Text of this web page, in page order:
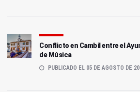
Conflicto en Cambil entre el
de Música
PUBLICADO EL 05 DE AGOSTO DE